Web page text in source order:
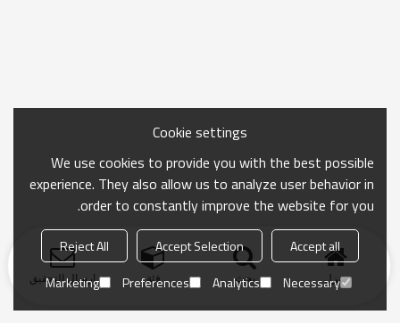
منزل بحث فئة ارسال التحقيق
Cookie settings
We use cookies to provide you with the best possible
experience. They also allow us to analyze user behavior in
order to constantly improve the website for you.
Accept all
Accept Selection
Reject All
Necessary
Analytics
Preferences
Marketing